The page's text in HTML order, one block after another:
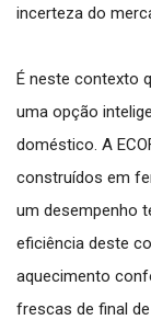
incerteza do
É neste contexto
uma opção
doméstico. A
construídos em
um desempenho
eficiência deste
aquecimento
frescas de final